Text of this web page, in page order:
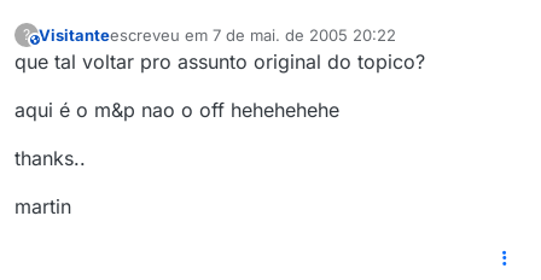
?This user is from outside of this forum
Visitanteescreveu em 7 de mai. de 2005 20:22
última edição por
que tal voltar pro assunto original do topico?
aqui é o m&p nao o off hehehehehe
thanks..
martin